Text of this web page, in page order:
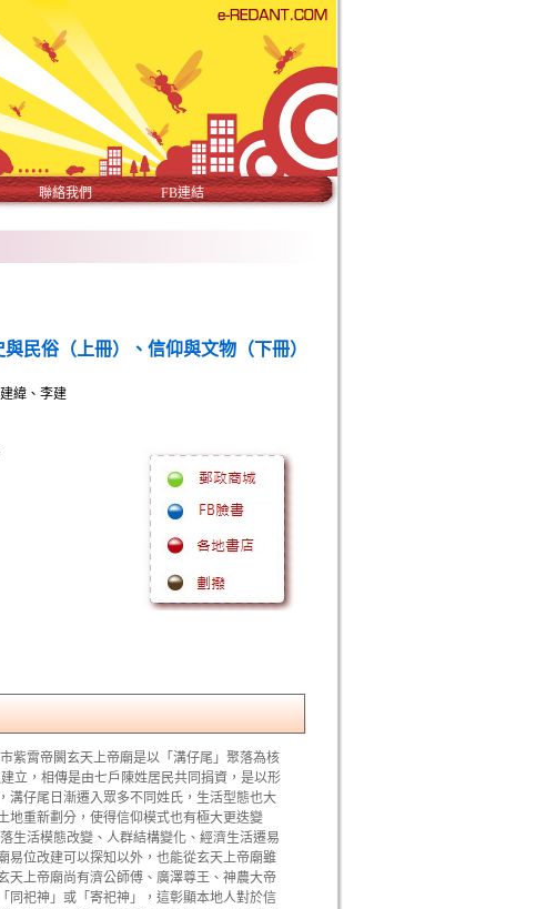
聯絡我們 FB連結
民俗（上冊）、信仰與文物（下冊）
緯、李建
紫霄帝闕玄天上帝廟是以「溝仔尾」聚落為核
立，相傳是由七戶陳姓居民共同捐資，是以形
溝仔尾日漸遷入眾多不同姓氏，生活型態也大
地重新劃分，使得信仰模式也有極大更迭變
生活模態改變、人群結構變化、經濟生活遷易
易位改建可以探知以外，也能從玄天上帝廟雖
天上帝廟尚有濟公師傅、廣澤尊王、神農大帝
同祀神」或「寄祀神」，這彰顯本地人對於信